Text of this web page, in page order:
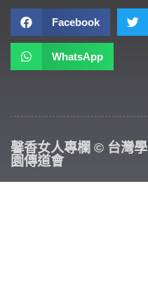
Facebook
WhatsApp
馨香女人專欄 © 台灣學
園傳道會